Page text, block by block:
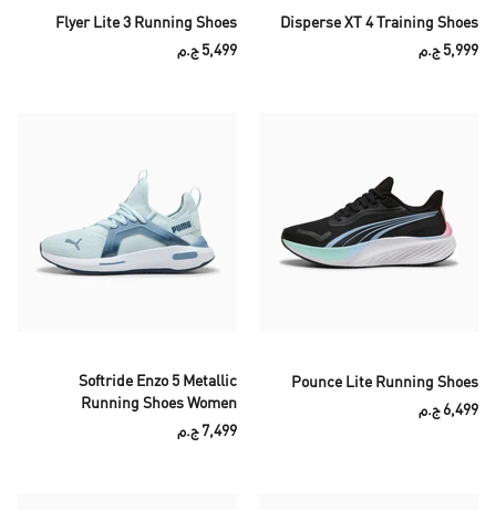
Disperse XT 4 Training Shoes
5,999 ج.م
Flyer Lite 3 Running Shoes
5,499 ج.م
Pounce Lite Running Shoes
6,499 ج.م
Softride Enzo 5 Metallic
Running Shoes Women
7,499 ج.م